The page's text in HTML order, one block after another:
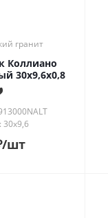
гранит
Коллиано
30x9,6x0,8
/шт